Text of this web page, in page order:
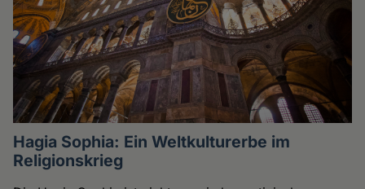
Hagia Sophia: Ein Weltkulturerbe im
Religionskrieg